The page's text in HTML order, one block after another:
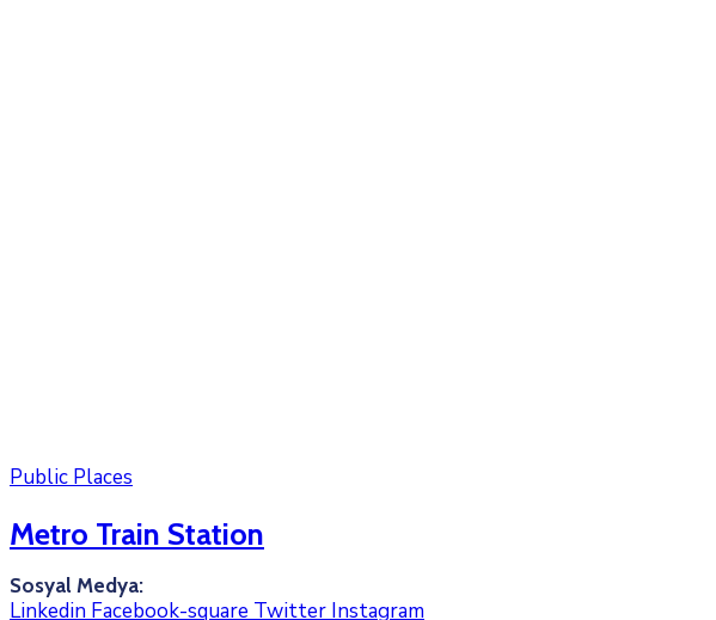
Public Places
Metro Train Station
Sosyal Medya:
Linkedin Facebook-square Twitter Instagram